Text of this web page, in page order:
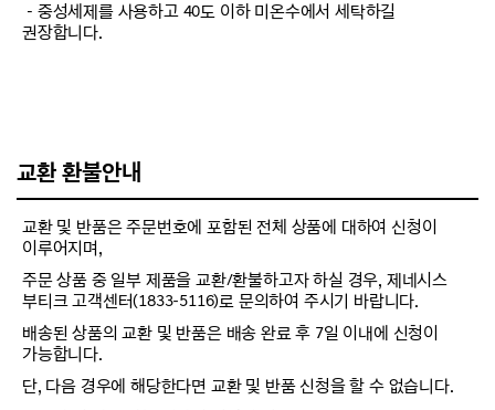
－중성세제를 사용하고 40도 이하 미온수에서 세탁하길
권장합니다.
교환 환불안내
교환 및 반품은 주문번호에 포함된 전체 상품에 대하여 신청이
이루어지며,
주문 상품 중 일부 제품을 교환/환불하고자 하실 경우, 제네시스
부티크 고객센터(1833-5116)로 문의하여 주시기 바랍니다.
배송된 상품의 교환 및 반품은 배송 완료 후 7일 이내에 신청이
가능합니다.
단, 다음 경우에 해당한다면 교환 및 반품 신청을 할 수 없습니다.